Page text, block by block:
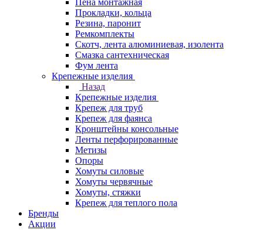
Пена монтажная
Прокладки, кольца
Резина, паронит
Ремкомплекты
Скотч, лента алюминиевая, изолента
Смазка сантехническая
Фум лента
Крепежные изделия
Назад
Крепежные изделия
Крепеж для труб
Крепеж для фаянса
Кронштейны консольные
Ленты перфорированные
Метизы
Опоры
Хомуты силовые
Хомуты червячные
Хомуты, стяжки
Крепеж для теплого пола
Бренды
Акции